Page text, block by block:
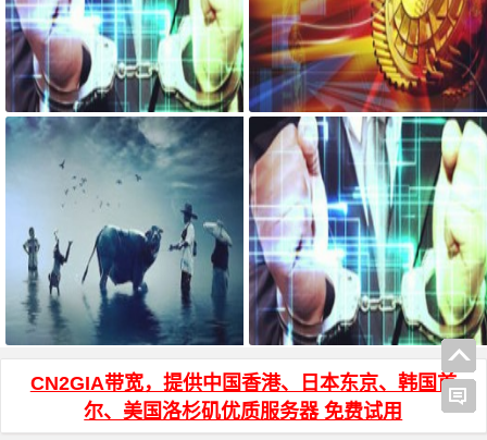
宝塔面板搭建可道云 可访问系统
目录方法
AdGuard Home和网站共存安装方
法
WinSCP 中文名乱码说明 js页面跳转 和 js打开新窗口 方法
CN2GIA带宽，提供中国香港、日本东京、韩国首
尔、美国洛杉矶优质服务器 免费试用